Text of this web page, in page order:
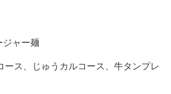
ャー麺
ース、じゅうカルコース、牛タンプレ